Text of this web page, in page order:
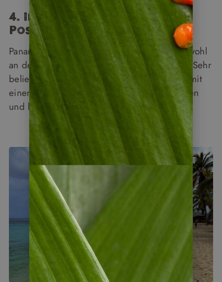
4. Inselwelten im
Postkartenformat
Panama fasziniert mit traumhaften Inseln sowohl
an der Karibik- als auch an der Pazifikküste. Sehr
beliebt sind die Bocas del Toro. Sie locken mit
einer Mischung aus wunderschönen Stränden
und lebendigem, karibischem Flair.